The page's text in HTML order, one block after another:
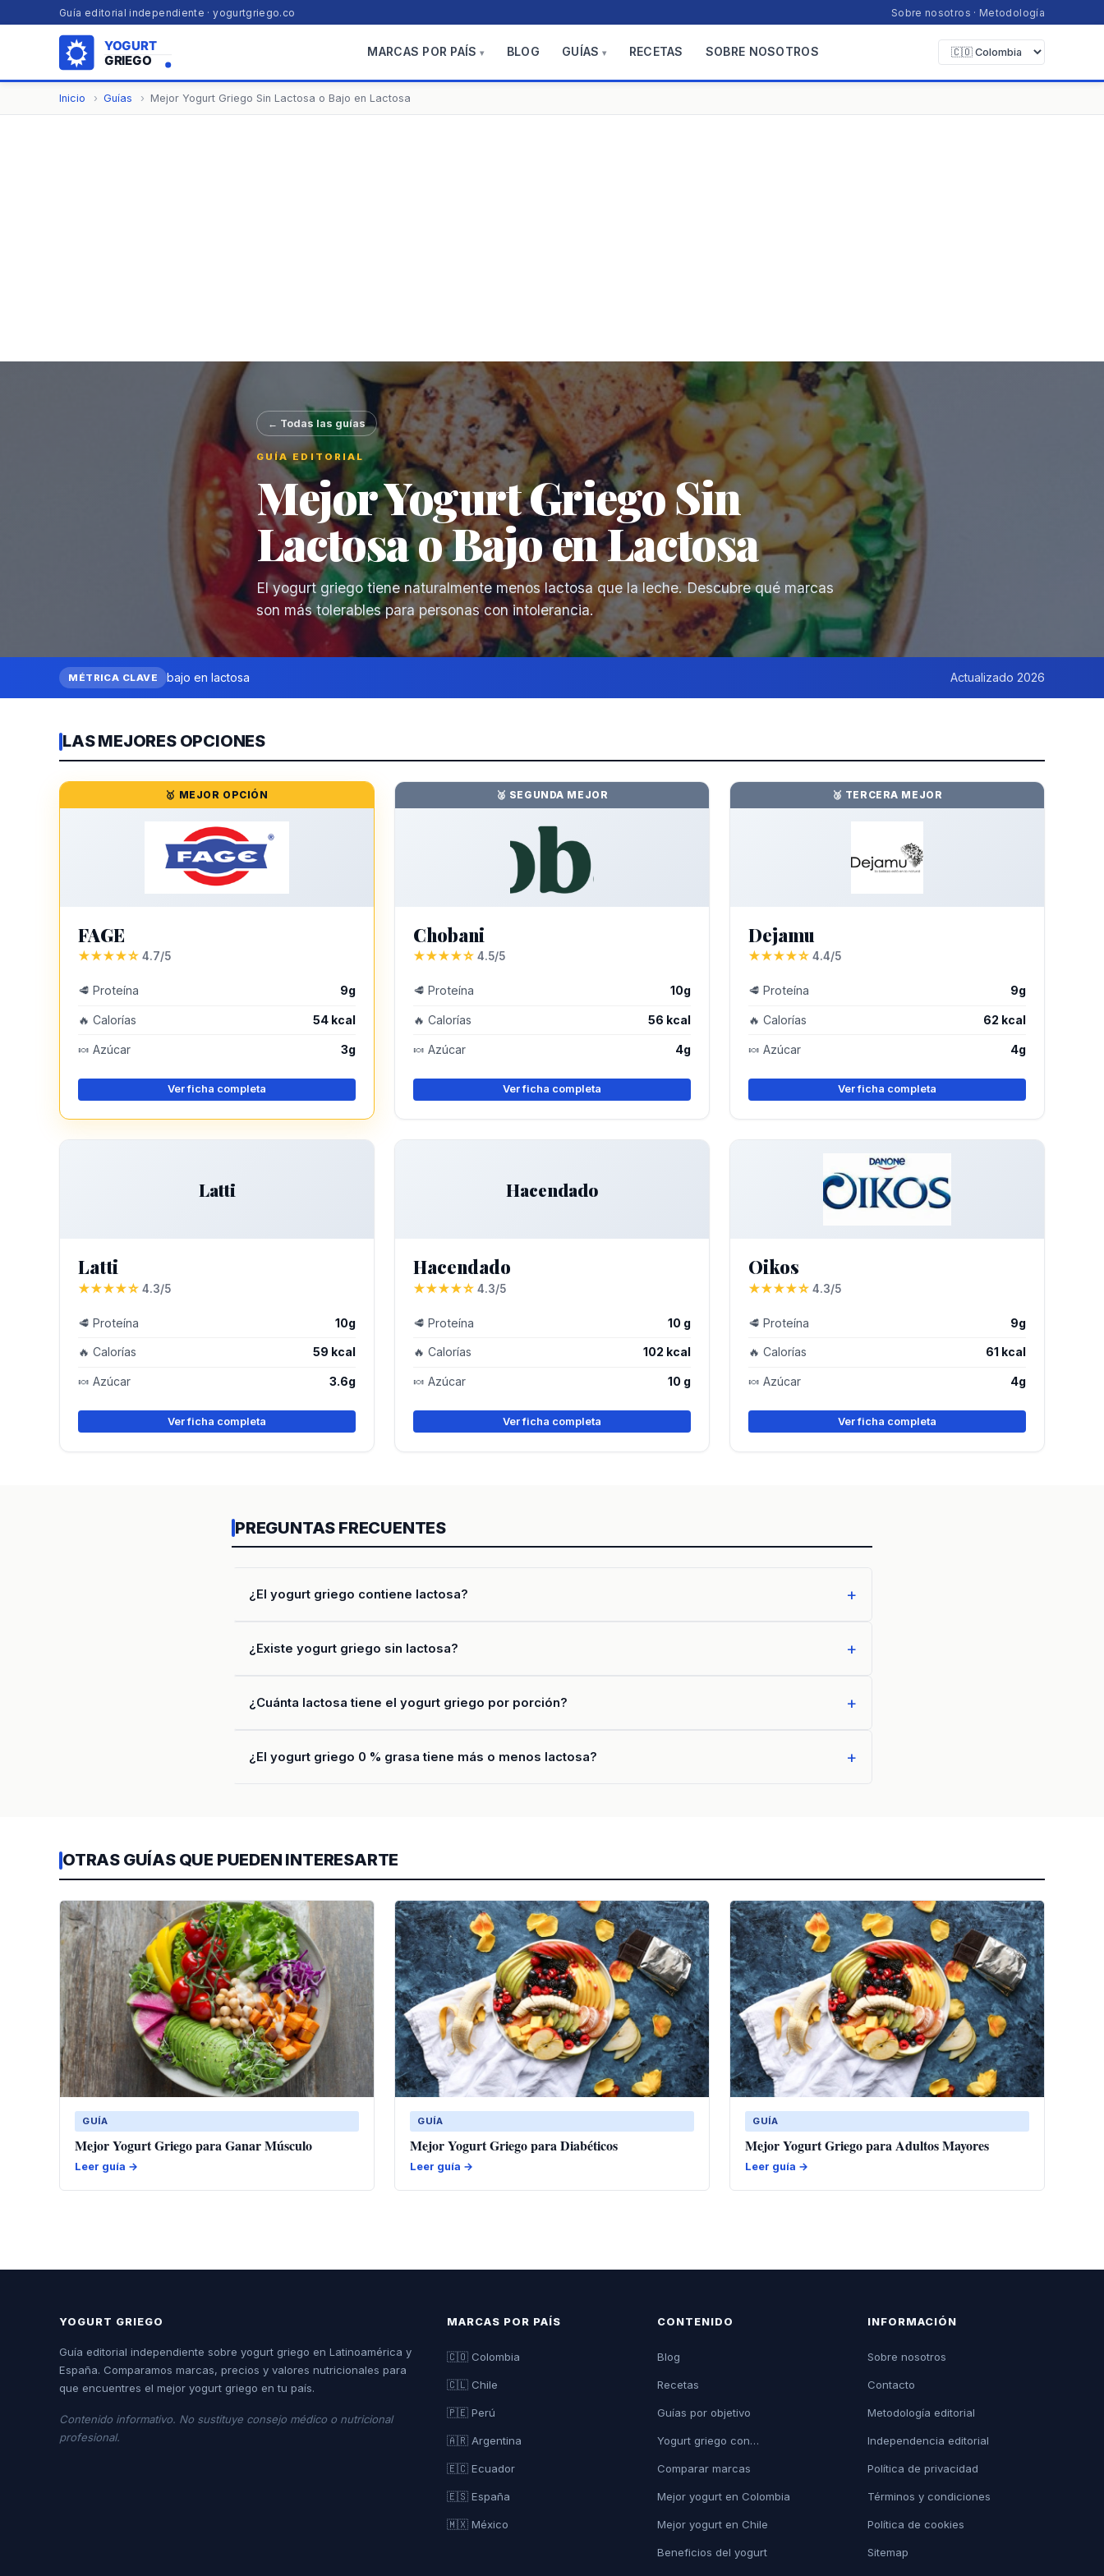
Guía editorial independiente · yogurtgriego.co Sobre nosotros · Metodología
MARCAS POR PAÍS BLOG GUÍAS RECETAS SOBRE NOSOTROS
Inicio Guías Mejor Yogurt Griego Sin Lactosa o Bajo en Lactosa
← Todas las guías
GUÍA EDITORIAL
Mejor Yogurt Griego Sin
Lactosa o Bajo en Lactosa
El yogurt griego tiene naturalmente menos lactosa que la leche. Descubre qué marcas
son más tolerables para personas con intolerancia.
MÉTRICA CLAVE bajo en lactosa Actualizado 2026
LAS MEJORES OPCIONES
🥇 MEJOR OPCIÓN
FAGE
★★★★☆ 4.7/5
🥩 Proteína 9g
🔥 Calorías 54 kcal
🍬 Azúcar 3g
Ver ficha completa
🥈 SEGUNDA MEJOR
Chobani
★★★★☆ 4.5/5
🥩 Proteína 10g
🔥 Calorías 56 kcal
🍬 Azúcar 4g
Ver ficha completa
🥉 TERCERA MEJOR
Dejamu
★★★★☆ 4.4/5
🥩 Proteína 9g
🔥 Calorías 62 kcal
🍬 Azúcar 4g
Ver ficha completa
Latti
Latti
★★★★☆ 4.3/5
🥩 Proteína 10g
🔥 Calorías 59 kcal
🍬 Azúcar 3.6g
Ver ficha completa
Hacendado
Hacendado
★★★★☆ 4.3/5
🥩 Proteína 10 g
🔥 Calorías 102 kcal
🍬 Azúcar 10 g
Ver ficha completa
Oikos
★★★★☆ 4.3/5
🥩 Proteína 9g
🔥 Calorías 61 kcal
🍬 Azúcar 4g
Ver ficha completa
PREGUNTAS FRECUENTES
¿El yogurt griego contiene lactosa?
¿Existe yogurt griego sin lactosa?
¿Cuánta lactosa tiene el yogurt griego por porción?
¿El yogurt griego 0 % grasa tiene más o menos lactosa?
OTRAS GUÍAS QUE PUEDEN INTERESARTE
GUÍA
Mejor Yogurt Griego para Ganar Músculo
Leer guía →
GUÍA
Mejor Yogurt Griego para Diabéticos
Leer guía →
GUÍA
Mejor Yogurt Griego para Adultos Mayores
Leer guía →
YOGURT GRIEGO
Guía editorial independiente sobre yogurt griego en Latinoamérica y
España. Comparamos marcas, precios y valores nutricionales para
que encuentres el mejor yogurt griego en tu país.
Contenido informativo. No sustituye consejo médico o nutricional
profesional.
MARCAS POR PAÍS
🇨🇴 Colombia
🇨🇱 Chile
🇵🇪 Perú
🇦🇷 Argentina
🇪🇨 Ecuador
🇪🇸 España
🇲🇽 México
CONTENIDO
Blog
Recetas
Guías por objetivo
Yogurt griego con…
Comparar marcas
Mejor yogurt en Colombia
Mejor yogurt en Chile
Beneficios del yogurt
INFORMACIÓN
Sobre nosotros
Contacto
Metodología editorial
Independencia editorial
Política de privacidad
Términos y condiciones
Política de cookies
Sitemap